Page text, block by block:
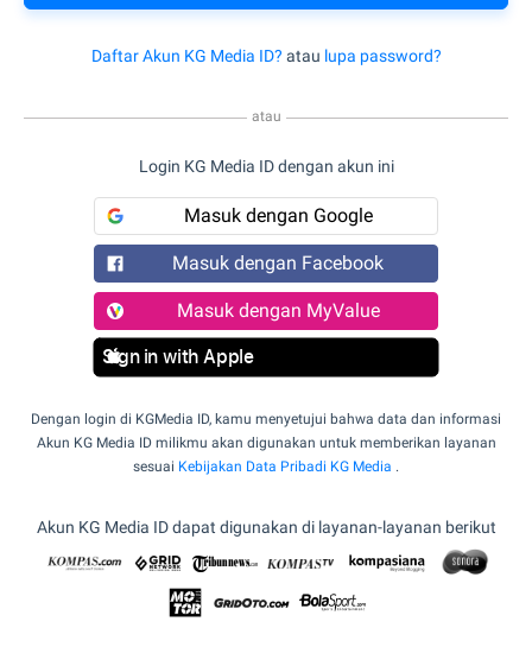
Daftar Akun KG Media ID? atau lupa password?
atau
Login KG Media ID dengan akun ini
Masuk dengan Google
Masuk dengan Facebook
Masuk dengan MyValue
Sign in with Apple
Dengan login di KGMedia ID, kamu menyetujui bahwa data dan informasi
Akun KG Media ID milikmu akan digunakan untuk memberikan layanan
sesuai Kebijakan Data Pribadi KG Media .
Akun KG Media ID dapat digunakan di layanan-layanan berikut